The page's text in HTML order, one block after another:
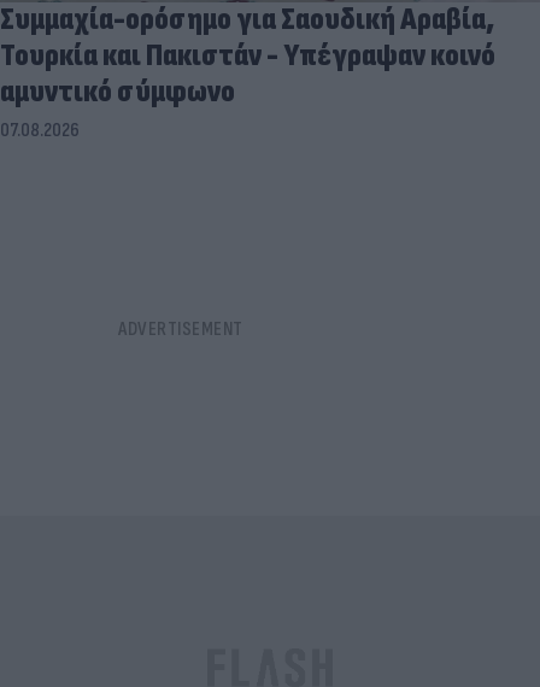
Συμμαχία-ορόσημο για Σαουδική Αραβία,
Τουρκία και Πακιστάν - Υπέγραψαν κοινό
αμυντικό σύμφωνο
07.08.2026